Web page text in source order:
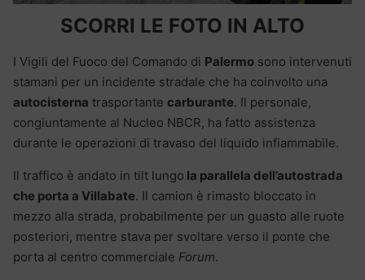
SCORRI LE FOTO IN ALTO
I Vigili del Fuoco del Comando di Palermo sono intervenuti
stamani per un incidente stradale che ha coinvolto una
autocisterna trasportante carburante. Il personale,
congiuntamente al Nucleo NBCR, ha fatto assistenza
durante le operazioni di travaso del liquido infiammabile.
Il traffico è andato in tilt lungo la parallela dell’autostrada
che porta a Villabate. Il camion è rimasto bloccato in
mezzo alla strada, probabilmente per un guasto alle ruote
posteriori, mentre stava per svoltare verso il ponte che
porta al centro commerciale Forum.